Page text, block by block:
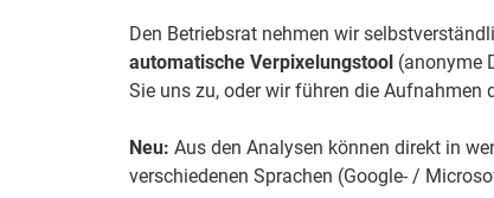
Den Betriebsrat nehmen wir
automatische Verpixelungstool (anonyme
Sie uns zu, oder wir führen die Aufnahmen
Neu: Aus den Analysen können direkt in
verschiedenen Sprachen (Google- /